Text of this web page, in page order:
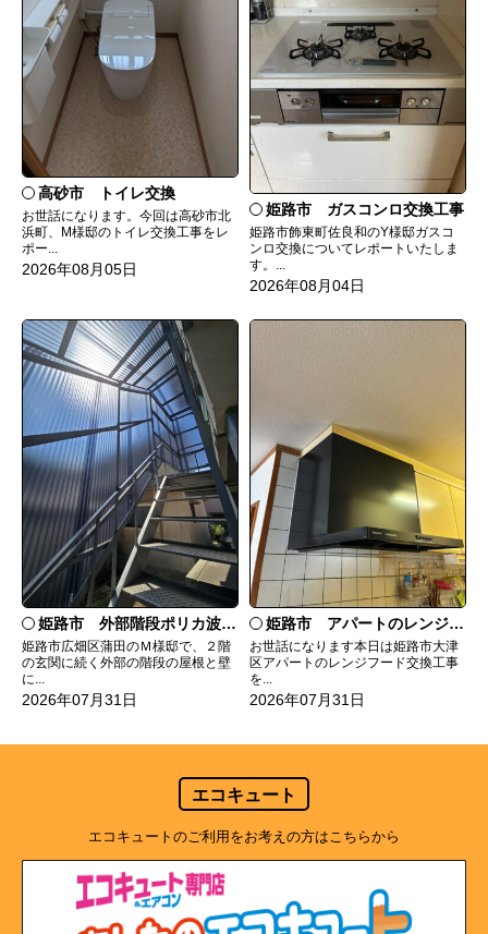
高砂市 トイレ交換
お世話になります。今回は高砂市北
浜町、M様邸のトイレ交換工事をレ
ポー...
2026年08月05日
姫路市 ガスコンロ交換工事
姫路市飾東町佐良和のY様邸ガスコ
ンロ交換についてレポートいたしま
す。...
2026年08月04日
姫路市 外部階段ポリカ波板張替工事
姫路市広畑区蒲田のＭ様邸で、２階
の玄関に続く外部の階段の屋根と壁
に...
2026年07月31日
姫路市 アパートのレンジフード交換
お世話になります本日は姫路市大津
区アパートのレンジフード交換工事
を...
2026年07月31日
エコキュート
エコキュートのご利用をお考えの方はこちらから